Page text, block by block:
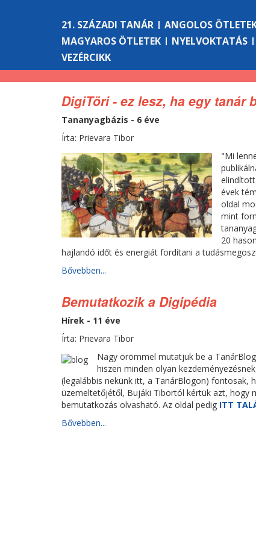
21. SZÁZADI TANÁR ANGOLOS
MAGYAROS ÖTLETEK
NYELVOKTATÁS
VEZÉRCIKK
DigiTöri - ez lesz, ha egy tanár
Tananyagbázis - 6 éve
Írta: Prievara Tibor
"Mi
évek
oldal
mint
20
hajlandó időt és energiát fordítani a
Bővebben...
Bemutatkozik a Digipédia
Hírek - 11 éve
Írta: Prievara Tibor
Nagy örömmel mutatjuk be a
hiszen minden olyan
(legalábbis nekünk itt, a TanárBlogon) fontosak,
üzemeltetőjétől, Bujáki Tibortól kértük azt, hogy
bemutatkozás olvasható. Az oldal pedig ITT
Bővebben...